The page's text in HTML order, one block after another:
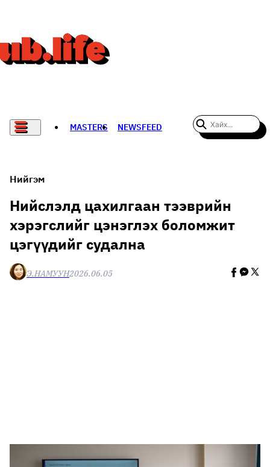
MASTERS NEWSFEED
THE NEW YORK TIMES
НАДАД НЭГ САНАЛ БАЙНА
Нийгэм
Нийслэлд цахилгаан тээврийн
хэрэгслийг цэнэглэх боломжит
цэгүүдийг судална
Э.НАМУУН2026.06.05